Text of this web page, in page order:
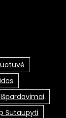
Išpardavimai
Sutaupyti